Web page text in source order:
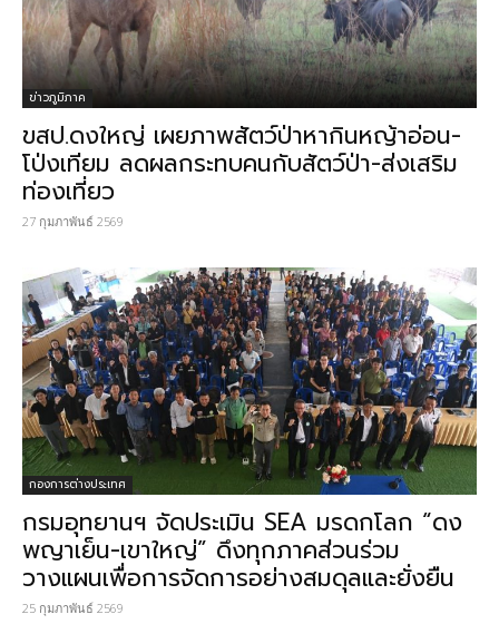
ข่าวภูมิภาค
ขสป.ดงใหญ่ เผยภาพสัตว์ป่าหากินหญ้าอ่อน-
โป่งเทียม ลดผลกระทบคนกับสัตว์ป่า-ส่งเสริม
ท่องเที่ยว
27 กุมภาพันธ์ 2569
กองการต่างประเทศ
กรมอุทยานฯ จัดประเมิน SEA มรดกโลก “ดง
พญาเย็น-เขาใหญ่” ดึงทุกภาคส่วนร่วม
วางแผนเพื่อการจัดการอย่างสมดุลและยั่งยืน
25 กุมภาพันธ์ 2569